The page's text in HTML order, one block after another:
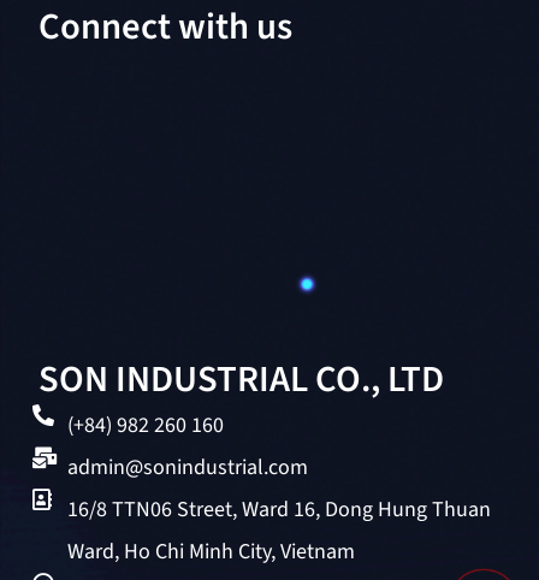
SON INDUSTRIAL CO., LTD
(+84) 982 260 160
admin@sonindustrial.com
16/8 TTN06 Street, Ward 16, Dong Hung Thuan
Ward, Ho Chi Minh City, Vietnam
Connect with us